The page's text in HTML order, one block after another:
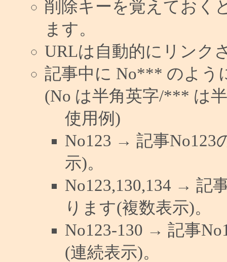
削除キーを覚えておく
ます。
URLは自動的にリンク
記事中に No*** のよう
(No は半角英字/*** は
使用例)
No123 → 記事No123
示)。
No123,130,134 → 記
ります(複数表示)。
No123-130 → 記事
(連続表示)。